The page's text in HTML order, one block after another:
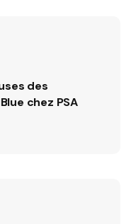
des
chez PSA